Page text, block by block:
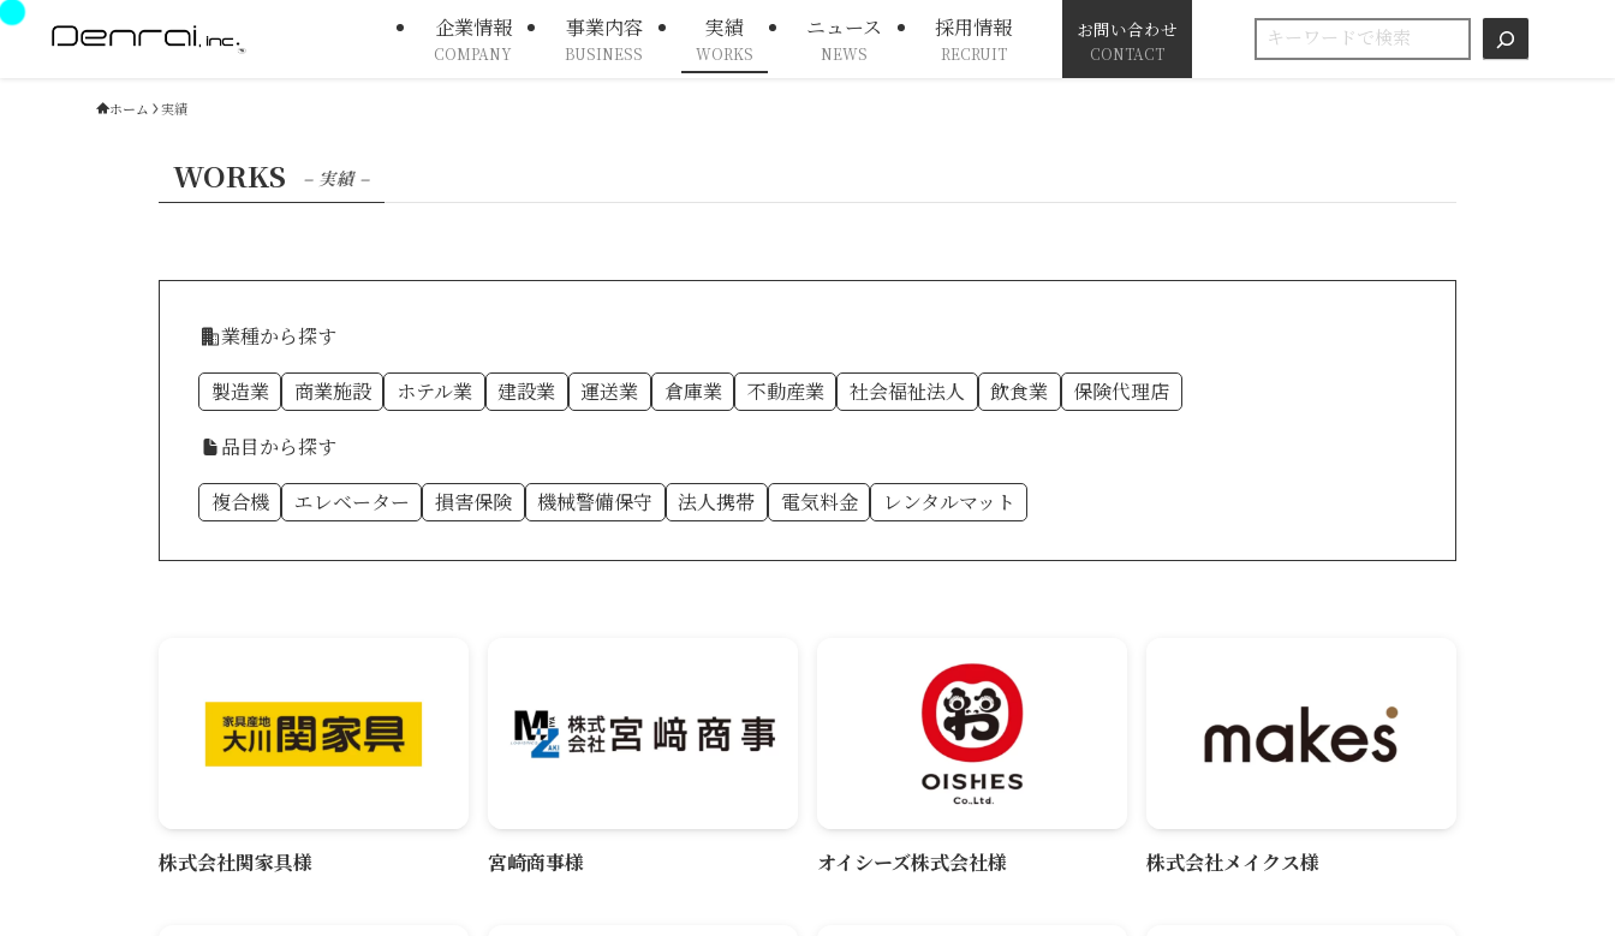
企業情報
COMPANY
事業内容
BUSINESS
実績
WORKS
ニュース
NEWS
採用情報
RECRUIT
お問い合わせ
CONTACT
検索
ホーム 実績
WORKS – 実績 –
業種から探す
製造業
商業施設 ホテル業 建設業 運送業 倉庫業 不動産業 社会福祉法人 飲食業
保険代理店
品目から探す
複合機
エレベーター 損害保険 機械警備保守 法人携帯 電気料金 レンタルマット
株式会社関家具様 宮崎商事様 オイシーズ株式会社様 株式会社メイクス様